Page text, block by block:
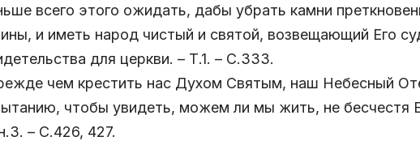
всего этого ожидать, дабы убрать камни
и иметь народ чистый и святой, возвещающий Его
для церкви. – Т.1. – С.333.
чем крестить нас Духом Святым, наш Небесный
чтобы увидеть, можем ли мы жить, не бесчестя
– С.426, 427.